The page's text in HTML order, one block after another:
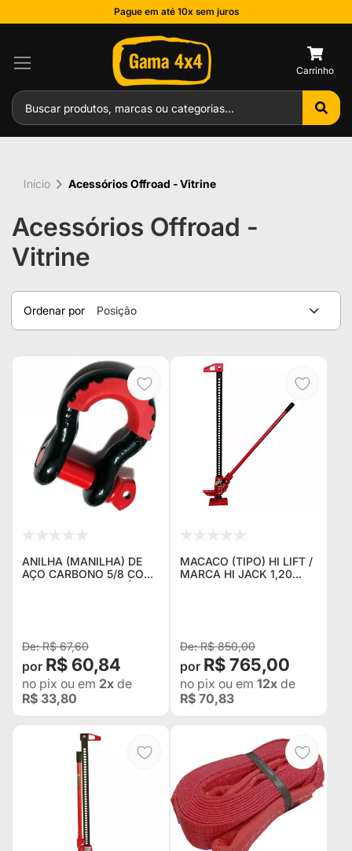
Pague em até 10x sem juros
Acessórios Offroad -
Vitrine
Ordenar por Posição
ANILHA (MANILHA) DE
AÇO CARBONO 5/8 COM
PROTETOR ANTI RUÍDO
R$ 67,60
R$ 60,84
no pix ou em 2x de
R$ 33,80
MACACO (TIPO) HI LIFT /
MARCA HI JACK 1,20
R$ 850,00
R$ 765,00
no pix ou em 12x de
R$ 70,83
Início Acessórios Offroad - Vitrine